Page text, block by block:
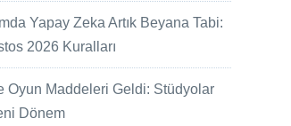
Yapay Zeka Artık Beyana Tabi:
2026 Kuralları
Oyun Maddeleri Geldi: Stüdyolar
Dönem